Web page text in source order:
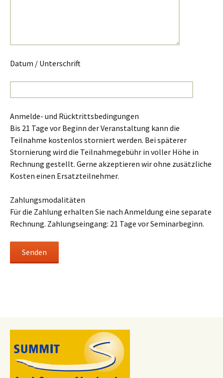
Datum / Unterschrift
Anmelde- und Rücktrittsbedingungen
Bis 21 Tage vor Beginn der Veranstaltung kann die
Teilnahme kostenlos storniert werden. Bei späterer
Stornierung wird die Teilnahmegebühr in voller Höhe in
Rechnung gestellt. Gerne akzeptieren wir ohne zusätzliche
Kosten einen Ersatzteilnehmer.
Zahlungsmodalitäten
Für die Zahlung erhalten Sie nach Anmeldung eine separate
Rechnung. Zahlungseingang: 21 Tage vor Seminarbeginn.